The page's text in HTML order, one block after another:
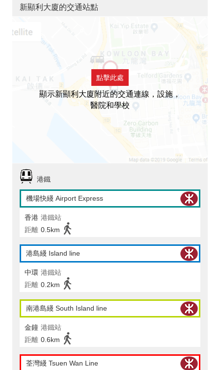
新顯利大廈的交通站點
點擊此處
顯示新顯利大廈附近的交通連線，設施，
醫院和學校
港鐵
機場快綫 Airport Express
香港 港鐵站
距離 0.5km
港島綫 Island line
中環 港鐵站
距離 0.2km
南港島綫 South Island line
金鐘 港鐵站
距離 0.6km
荃灣綫 Tsuen Wan Line